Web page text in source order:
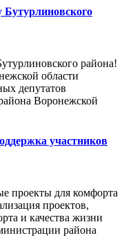
Бутурлиновского
района!
области
депутатов
Воронежской
участников
проекты для комфорта
проектов,
и качества жизни
района